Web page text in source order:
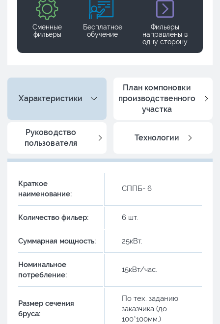
Сменные
фильеры
Бесплатное
обучение
Фильеры
направлены в
одну сторону
Характеристики
План компоновки
производственного
участка
Руководство
пользователя
Технологии
Краткое
наименование:
СППБ- 6
Количество фильер: 6 шт.
Суммарная мощность: 25кВт.
Номинальное
потребление:
15кВт/час.
Размер сечения
бруса:
По тех. заданию
заказчика (до
100*100мм.)